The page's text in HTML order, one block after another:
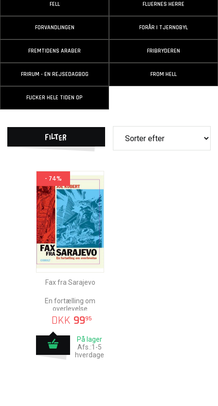
FELL FLUERNES HERRE
FORVANDLINGEN FORÅR I TJERNOBYL
FREMTIDENS ARABER FRIBRYDEREN
FRIRUM - EN REJSEDAGBOG FROM HELL
FUCKER HELE TIDEN OP
Filter
- 74%
Fax fra Sarajevo
En fortælling om
overlevelse
DKK 9995
På lager
Afs.:1-5
hverdage